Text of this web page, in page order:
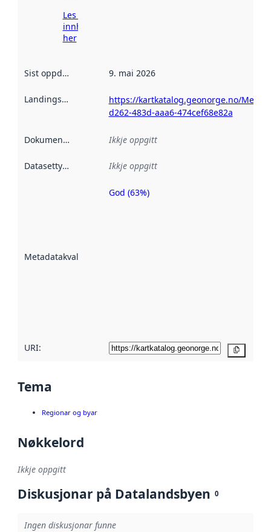
Les meir om
innhenting
her
Sist oppdatert 9. mai 2026
Landingsside
https://kartkatalog.geonorge.no/
d262-483d-aaa6-474cef68e82a
Dokumentasjon Ikkje oppgitt
Datasettype Ikkje oppgitt
Metadatakvalitet
Metadatakvalitet
God (63%)
URI:
Tema
Regionar og byar
Nøkkelord
Ikkje oppgitt
Diskusjonar på Datalandsbyen 0
Ingen diskusjonar funne